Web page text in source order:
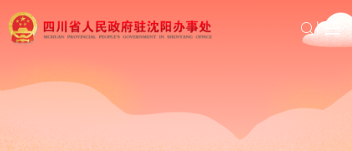
首页
投资四川